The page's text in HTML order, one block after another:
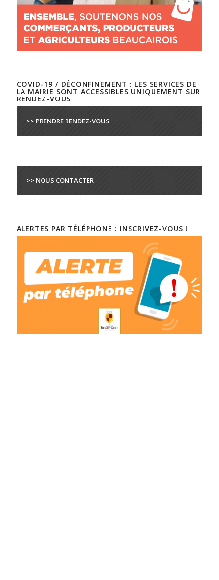
COVID-19 / DÉCONFINEMENT : LES SERVICES DE
LA MAIRIE SONT ACCESSIBLES UNIQUEMENT SUR
RENDEZ-VOUS
>> PRENDRE RENDEZ-VOUS
>> NOUS CONTACTER
ALERTES PAR TÉLÉPHONE : INSCRIVEZ-VOUS !